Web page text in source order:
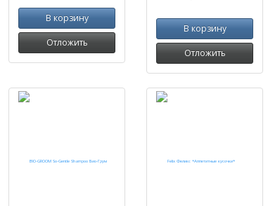
В корзину
Отложить
В корзину
Отложить